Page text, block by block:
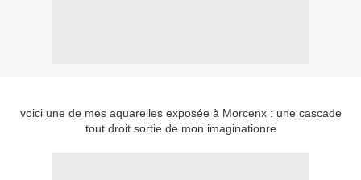
voici une de mes aquarelles exposée à Morcenx : une cascade
tout droit sortie de mon imaginationre